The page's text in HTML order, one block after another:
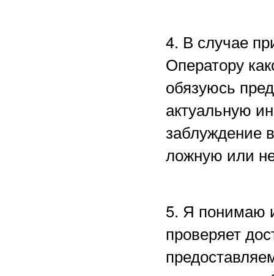
4. В случае
Оператору
обязуюсь
актуальную
заблуждение
ложную или
5. Я понимаю
проверяет